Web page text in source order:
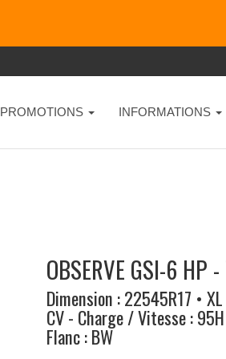
PROMOTIONS INFORMATIONS
OBSERVE GSI-6 HP -
Dimension : 22545R17 • XL
CV - Charge / Vitesse : 95H
Flanc : BW